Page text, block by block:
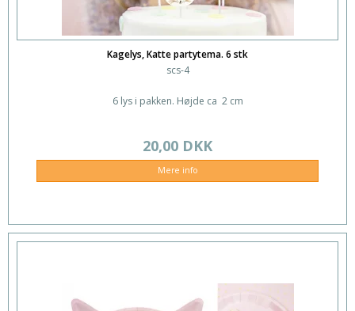
Kagelys, Katte partytema. 6 stk
scs-4
6 lys i pakken. Højde ca 2 cm
20,00 DKK
Mere info